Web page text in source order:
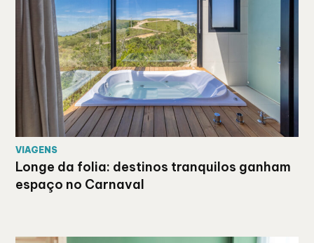
VIAGENS
Longe da folia: destinos tranquilos ganham
espaço no Carnaval